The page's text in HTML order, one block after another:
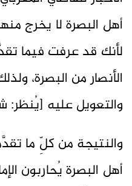
أهل البصرة لا يخرج
لأنك قد عرفت فيما
الأنصار من البصرة،
والتعويل عليه [يُنظر: شرح
والنتيجة من كلِّ ما
أهل البصرة يُحاربون